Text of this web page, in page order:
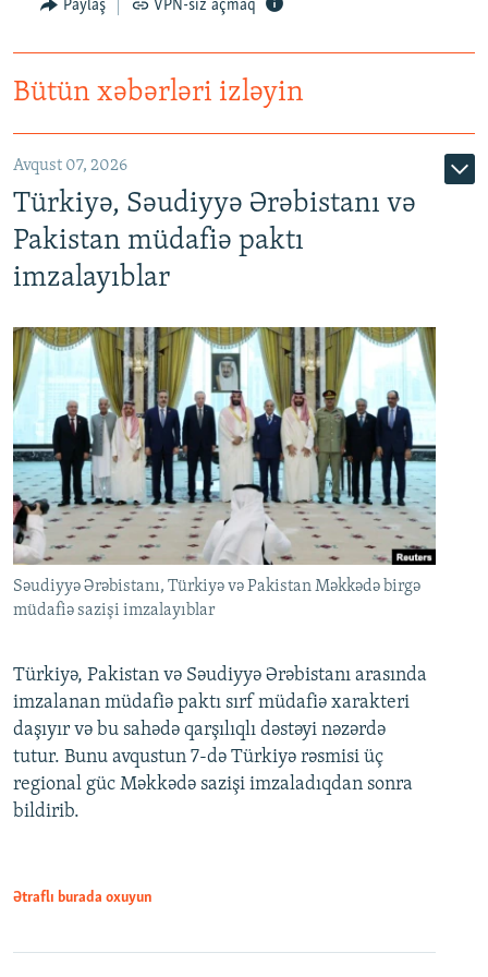
Paylaş VPN-siz açmaq
Bütün xəbərləri izləyin
Avqust 07, 2026
Türkiyə, Səudiyyə Ərəbistanı və
Pakistan müdafiə paktı
imzalayıblar
Səudiyyə Ərəbistanı, Türkiyə və Pakistan Məkkədə birgə
müdafiə sazişi imzalayıblar
Türkiyə, Pakistan və Səudiyyə Ərəbistanı arasında
imzalanan müdafiə paktı sırf müdafiə xarakteri
daşıyır və bu sahədə qarşılıqlı dəstəyi nəzərdə
tutur. Bunu avqustun 7-də Türkiyə rəsmisi üç
regional güc Məkkədə sazişi imzaladıqdan sonra
bildirib.
Ətraflı burada oxuyun